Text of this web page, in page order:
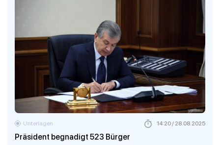
Präsident begnadigt 523 Bürger
Unterlagen 14:20 / 28.08.2025